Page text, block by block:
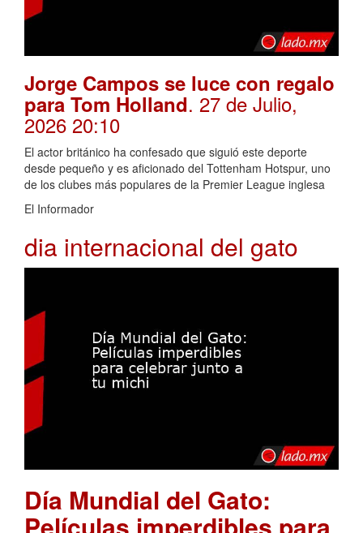
Jorge Campos se luce con regalo
para Tom Holland. 27 de Julio,
2026 20:10
El actor británico ha confesado que siguió este deporte
desde pequeño y es aficionado del Tottenham Hotspur, uno
de los clubes más populares de la Premier League inglesa
El Informador
dia internacional del gato
Día Mundial del Gato: